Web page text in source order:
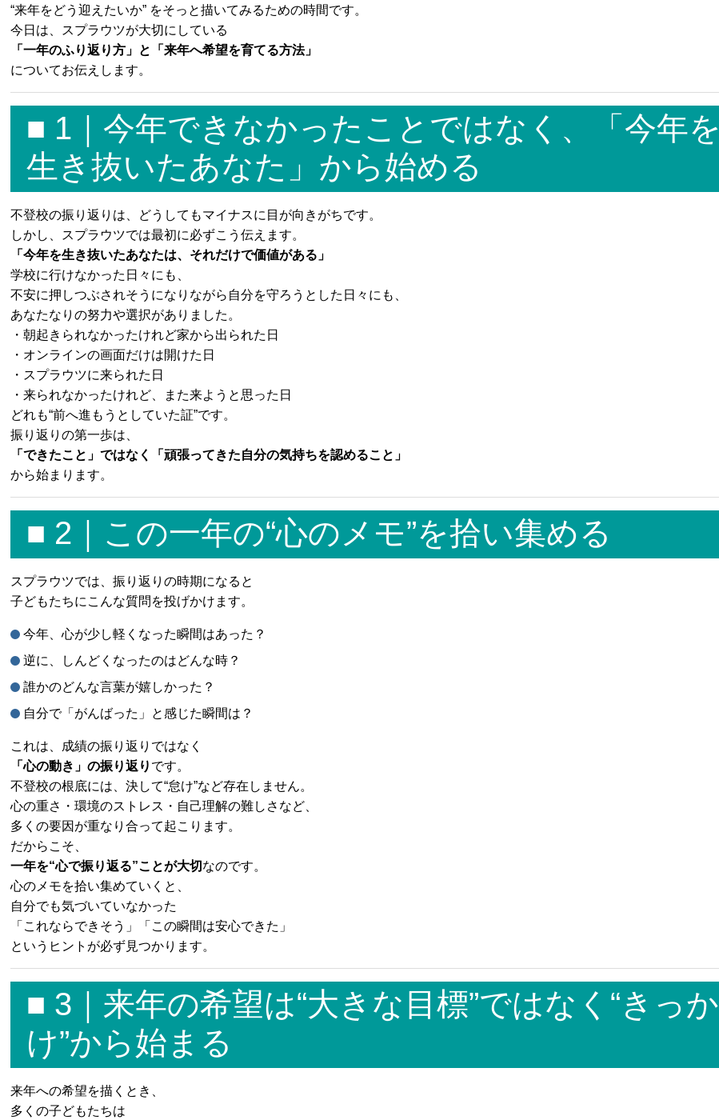
“来年をどう迎えたいか” をそっと描いてみるための時間です。
今日は、スプラウツが大切にしている
「一年のふり返り方」と「来年へ希望を育てる方法」
についてお伝えします。
■ 1｜今年できなかったことではなく、「今年を
生き抜いたあなた」から始める
不登校の振り返りは、どうしてもマイナスに目が向きがちです。
しかし、スプラウツでは最初に必ずこう伝えます。
「今年を生き抜いたあなたは、それだけで価値がある」
学校に行けなかった日々にも、
不安に押しつぶされそうになりながら自分を守ろうとした日々にも、
あなたなりの努力や選択がありました。
・朝起きられなかったけれど家から出られた日
・オンラインの画面だけは開けた日
・スプラウツに来られた日
・来られなかったけれど、また来ようと思った日
どれも“前へ進もうとしていた証”です。
振り返りの第一歩は、
「できたこと」ではなく「頑張ってきた自分の気持ちを認めること」
から始まります。
■ 2｜この一年の“心のメモ”を拾い集める
スプラウツでは、振り返りの時期になると
子どもたちにこんな質問を投げかけます。
今年、心が少し軽くなった瞬間はあった？
逆に、しんどくなったのはどんな時？
誰かのどんな言葉が嬉しかった？
自分で「がんばった」と感じた瞬間は？
これは、成績の振り返りではなく
「心の動き」の振り返り です。
不登校の根底には、決して“怠け”など存在しません。
心の重さ・環境のストレス・自己理解の難しさなど、
多くの要因が重なり合って起こります。
だからこそ、
一年を“心で振り返る”ことが大切なのです。
心のメモを拾い集めていくと、
自分でも気づいていなかった
「これならできそう」「この瞬間は安心できた」
というヒントが必ず見つかります。
■ 3｜来年の希望は“大きな目標”ではなく“きっか
け”から始まる
来年への希望を描くとき、
多くの子どもたちは